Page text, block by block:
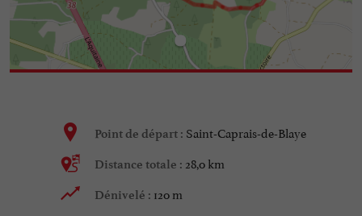
Point de départ : Saint-Caprais-de-Blaye
Distance totale : 28,0 km
Dénivelé : 120 m